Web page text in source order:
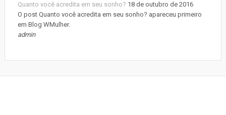
Quanto você acredita em seu sonho? 18 de outubro de 2016
O post Quanto você acredita em seu sonho? apareceu primeiro
em Blog WMulher.
admin